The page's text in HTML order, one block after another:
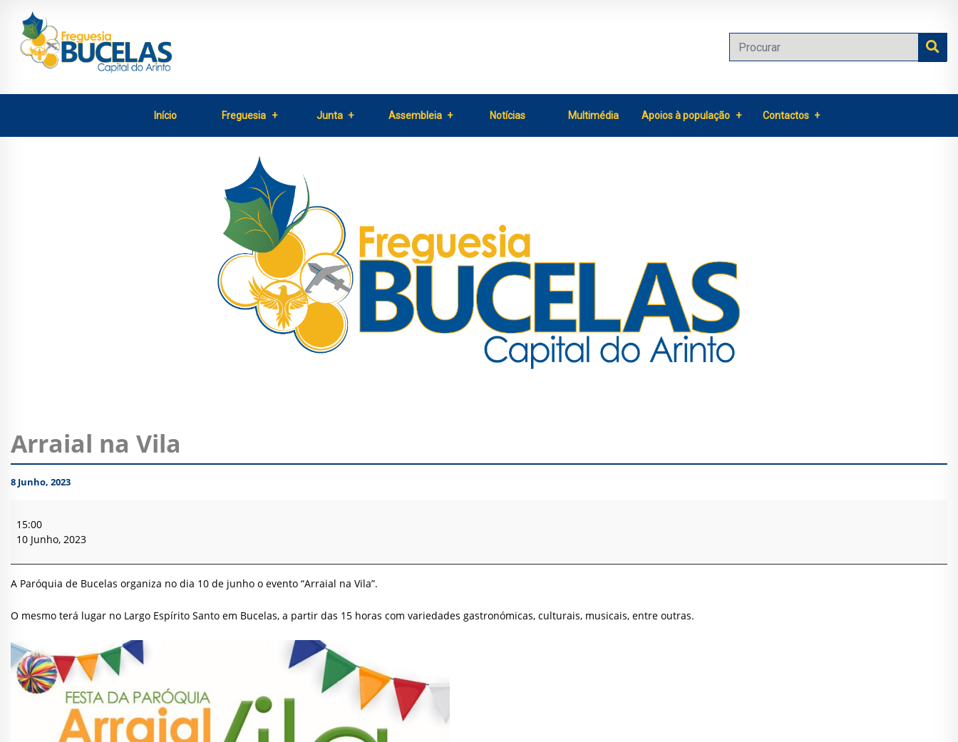
Início Freguesia Junta Assembleia Notícias Multimédia Apoios à população Contactos
Arraial na Vila
8 Junho, 2023
na
Vila
15:00
10 Junho, 2023
A Paróquia de Bucelas organiza no dia 10 de junho o evento “Arraial na Vila”.
O mesmo terá lugar no Largo Espírito Santo em Bucelas, a partir das 15 horas com variedades gastronómicas, culturais, musicais, entre outras.